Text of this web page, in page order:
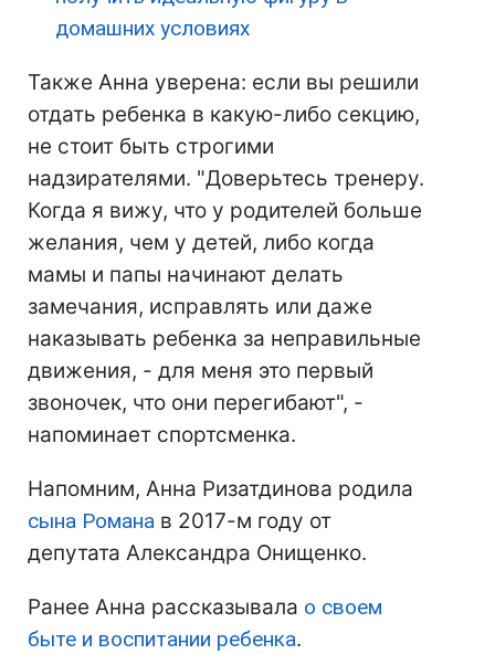
домашних условиях
Также Анна уверена: если вы решили
отдать ребенка в какую-либо секцию,
не стоит быть строгими
надзирателями. "Доверьтесь тренеру.
Когда я вижу, что у родителей больше
желания, чем у детей, либо когда
мамы и папы начинают делать
замечания, исправлять или даже
наказывать ребенка за неправильные
движения, - для меня это первый
звоночек, что они перегибают", -
напоминает спортсменка.
Напомним, Анна Ризатдинова родила
сына Романа в 2017-м году от
депутата Александра Онищенко.
Ранее Анна рассказывала о своем
быте и воспитании ребенка.